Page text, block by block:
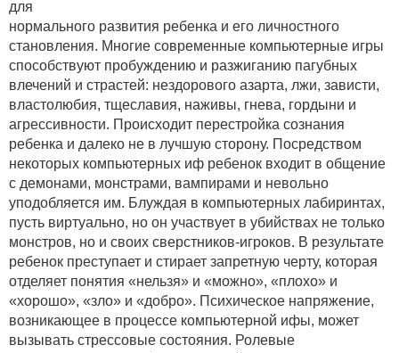
для
нормального развития ребенка и его личностного
становления. Многие современные компьютерные игры
способствуют пробуждению и разжиганию пагубных
влечений и страстей: нездорового азарта, лжи, зависти,
властолюбия, тщеславия, наживы, гнева, гордыни и
агрессивности. Происходит перестройка сознания
ребенка и далеко не в лучшую сторону. Посредством
некоторых компьютерных иф ребенок входит в общение
с демонами, монстрами, вампирами и невольно
уподобляется им. Блуждая в компьютерных лабиринтах,
пусть виртуально, но он участвует в убийствах не только
монстров, но и своих сверстников-игроков. В результате
ребенок преступает и стирает запретную черту, которая
отделяет понятия «нельзя» и «можно», «плохо» и
«хорошо», «зло» и «добро». Психическое напряжение,
возникающее в процессе компьютерной ифы, может
вызывать стрессовые состояния. Ролевые